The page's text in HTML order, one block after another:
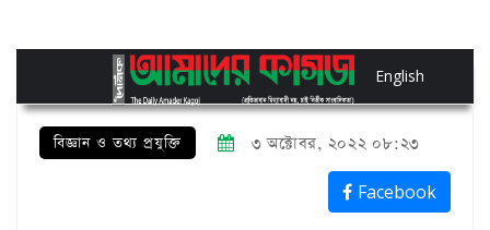
English
বিজ্ঞান ও তথ্য প্রযুক্তি ৩ অক্টোবর, ২০২২ ০৮:২৩
Facebook